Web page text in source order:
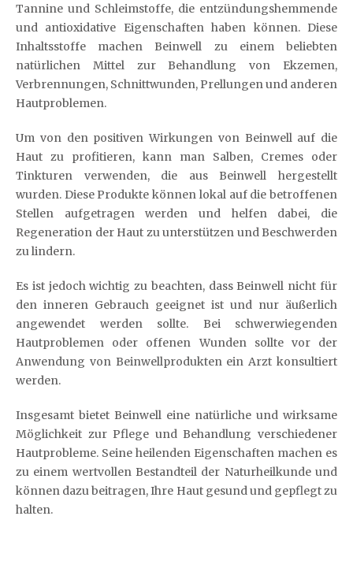
Tannine und Schleimstoffe, die entzündungshemmende
und antioxidative Eigenschaften haben können. Diese
Inhaltsstoffe machen Beinwell zu einem beliebten
natürlichen Mittel zur Behandlung von Ekzemen,
Verbrennungen, Schnittwunden, Prellungen und anderen
Hautproblemen.
Um von den positiven Wirkungen von Beinwell auf die
Haut zu profitieren, kann man Salben, Cremes oder
Tinkturen verwenden, die aus Beinwell hergestellt
wurden. Diese Produkte können lokal auf die betroffenen
Stellen aufgetragen werden und helfen dabei, die
Regeneration der Haut zu unterstützen und Beschwerden
zu lindern.
Es ist jedoch wichtig zu beachten, dass Beinwell nicht für
den inneren Gebrauch geeignet ist und nur äußerlich
angewendet werden sollte. Bei schwerwiegenden
Hautproblemen oder offenen Wunden sollte vor der
Anwendung von Beinwellprodukten ein Arzt konsultiert
werden.
Insgesamt bietet Beinwell eine natürliche und wirksame
Möglichkeit zur Pflege und Behandlung verschiedener
Hautprobleme. Seine heilenden Eigenschaften machen es
zu einem wertvollen Bestandteil der Naturheilkunde und
können dazu beitragen, Ihre Haut gesund und gepflegt zu
halten.